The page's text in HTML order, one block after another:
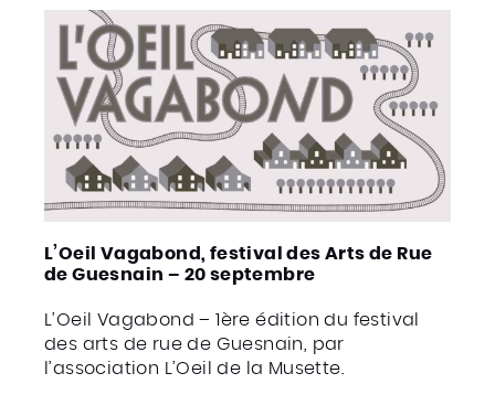
L’Oeil Vagabond, festival des Arts de Rue
de Guesnain – 20 septembre
L’Oeil Vagabond – 1ère édition du festival
des arts de rue de Guesnain, par
l’association L’Oeil de la Musette.